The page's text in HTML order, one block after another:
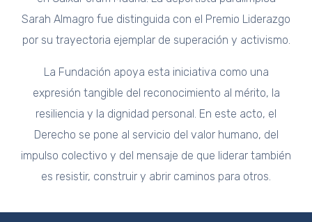
Sarah Almagro fue distinguida con el Premio Liderazgo
por su trayectoria ejemplar de superación y activismo.
La Fundación apoya esta iniciativa como una
expresión tangible del reconocimiento al mérito, la
resiliencia y la dignidad personal. En este acto, el
Derecho se pone al servicio del valor humano, del
impulso colectivo y del mensaje de que liderar también
es resistir, construir y abrir caminos para otros.